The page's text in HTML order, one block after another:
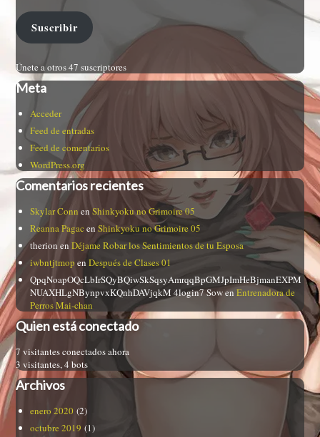
Suscribir
Únete a otros 47 suscriptores
Meta
Acceder
Feed de entradas
Feed de comentarios
WordPress.org
Comentarios recientes
Skylar Conn enShinkyoku no Grimoire 05
Reanna Pagac enShinkyoku no Grimoire 05
therion enDéjame Robar los Sentimientos de tu Esposa
iwbntjtmop enDespués de Clases 01
QpqNoapOQcLbIrSQyBQiwSkSqsyAmrqqBpGMJpImHeBjmanEXPM
NUAXHLgNBynpvxKQnhDAVjqkM 4login7 SowenEntrenadora de
Perros Mai-chan
Quien está conectado
7 visitantes conectados ahora
3 visitantes,4 bots
Archivos
enero 2020 (2)
octubre 2019 (1)